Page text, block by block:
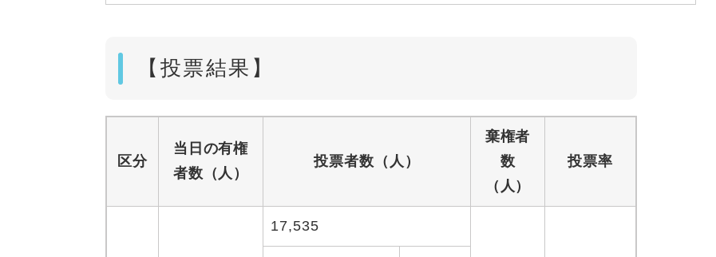
【投票結果】
区分
当日の有権
者数（人）
投票者数（人）
棄権者
数
（人）
投票率
17,535